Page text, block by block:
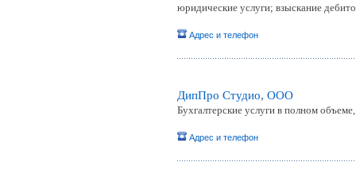
юридические услуги; взыскание
Адрес и телефон
ДипПро Студио, ООО
Бухгалтерские услуги в полном
Адрес и телефон